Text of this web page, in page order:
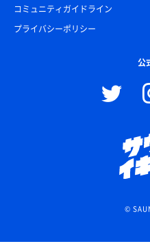
コミュニティガイドライン
プライバシーポリシー
公
©